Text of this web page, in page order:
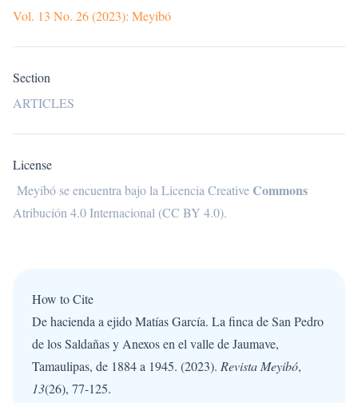
Vol. 13 No. 26 (2023): Meyibó
Section
ARTICLES
License
Meyibó se encuentra bajo laLicencia Creative Commons
Atribución 4.0 Internacional (CC BY 4.0).
How to Cite
De hacienda a ejido Matías García. La finca de San Pedro
de los Saldañas y Anexos en el valle de Jaumave,
Tamaulipas, de 1884 a 1945. (2023). Revista Meyibó,
13(26), 77-125.